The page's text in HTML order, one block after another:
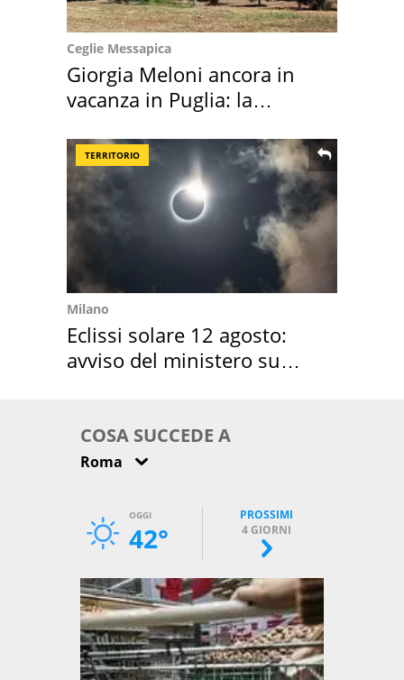
Ceglie Messapica
Giorgia Meloni ancora in
vacanza in Puglia: la
TERRITORIO
Milano
Eclissi solare 12 agosto:
avviso del ministero su